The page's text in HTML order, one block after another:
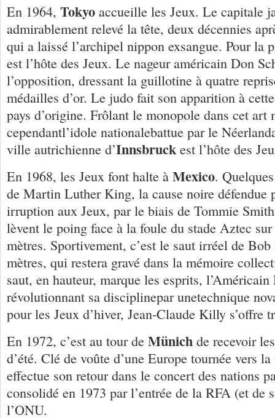
En 1964, Tokyo accueille les Jeux. Le capitale
admirablement relevé la tête, deux décennies
qui a laissé l’archipel nippon exsangue. Pour la
est l’hôte des Jeux. Le nageur américain Don
l’opposition, dressant la guillotine à quatre
médailles d’or. Le judo fait son apparition à
pays d’origine. Frôlant le monopole dans cet
cependantl’idole nationalebattue par le
ville autrichienne d’Innsbruck est l’hôte des
En 1968, les Jeux font halte à Mexico.
de Martin Luther King, la cause noire défendue
irruption aux Jeux, par le biais de Tommie
lèvent le poing face à la foule du stade Aztec
mètres. Sportivement, c’est le saut irréel de
mètres, qui restera gravé dans la mémoire
saut, en hauteur, marque les esprits,
révolutionnant sa disciplinepar unetechnique
pour les Jeux d’hiver, Jean-Claude Killy s’offre
En 1972, c’est au tour de Münich de recevoir
d’été. Clé de voûte d’une Europe tournée vers
effectue son retour dans le concert des nations
consolidé en 1973 par l’entrée de la RFA (et de
l’ONU.